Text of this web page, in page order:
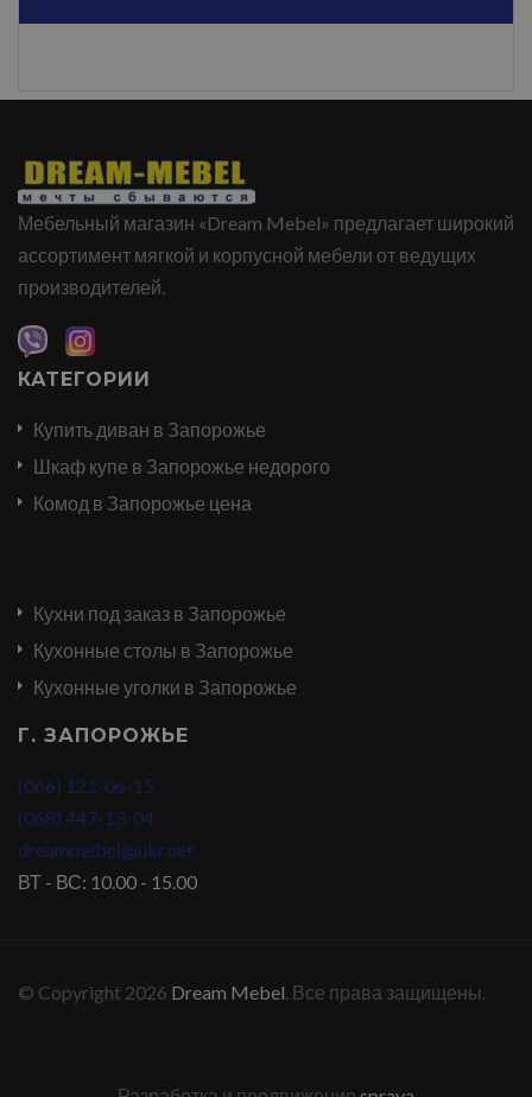
Мебельный магазин «Dream Mebel» предлагает широкий
ассортимент мягкой и корпусной мебели от ведущих
производителей.
КАТЕГОРИИ
Купить диван в Запорожье
Шкаф купе в Запорожье недорого
Комод в Запорожье цена
Кухни под заказ в Запорожье
Кухонные столы в Запорожье
Кухонные уголки в Запорожье
Г. ЗАПОРОЖЬЕ
(066) 121-06-15
(068) 447-13-04
dreammebel@ukr.net
ВТ - ВС: 10.00 - 15.00
© Copyright 2026 Dream Mebel . Все права защищены.